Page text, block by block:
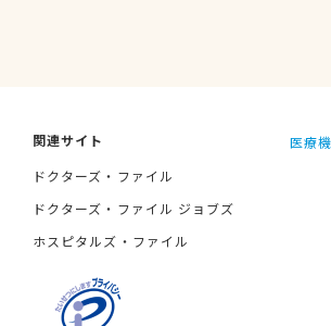
関連サイト
ドクターズ・ファイル
ドクターズ・ファイル ジョブズ
ホスピタルズ・ファイル
医療